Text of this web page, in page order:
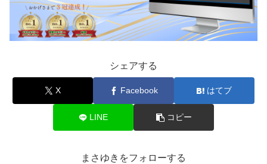
シェアする
X Facebook はてブ
LINE コピー
まさゆきをフォローする